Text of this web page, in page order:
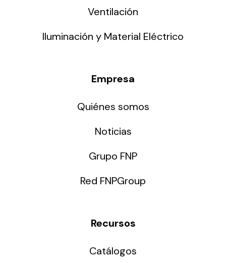
Ventilación
Iluminación y Material Eléctrico
Empresa
Quiénes somos
Noticias
Grupo FNP
Red FNPGroup
Recursos
Catálogos